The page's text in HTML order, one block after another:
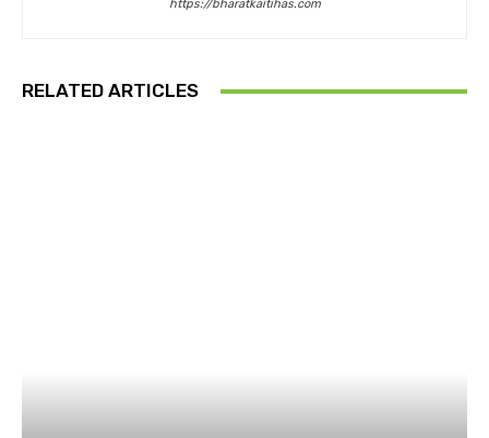
https://bharatkaitihas.com
RELATED ARTICLES